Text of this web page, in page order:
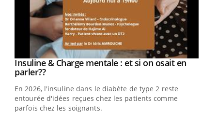
Youtube
Insuline & Charge mentale : et si on osait en
parler??Youtube
En 2026, l'insuline dans le diabète de type 2 reste
entourée d'idées reçues chez les patients comme
parfois chez les soignants.